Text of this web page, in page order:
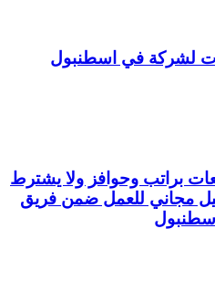
لشركة في اسطنبول
براتب وحوافز ولا يشترط
مجاني للعمل ضمن فريق